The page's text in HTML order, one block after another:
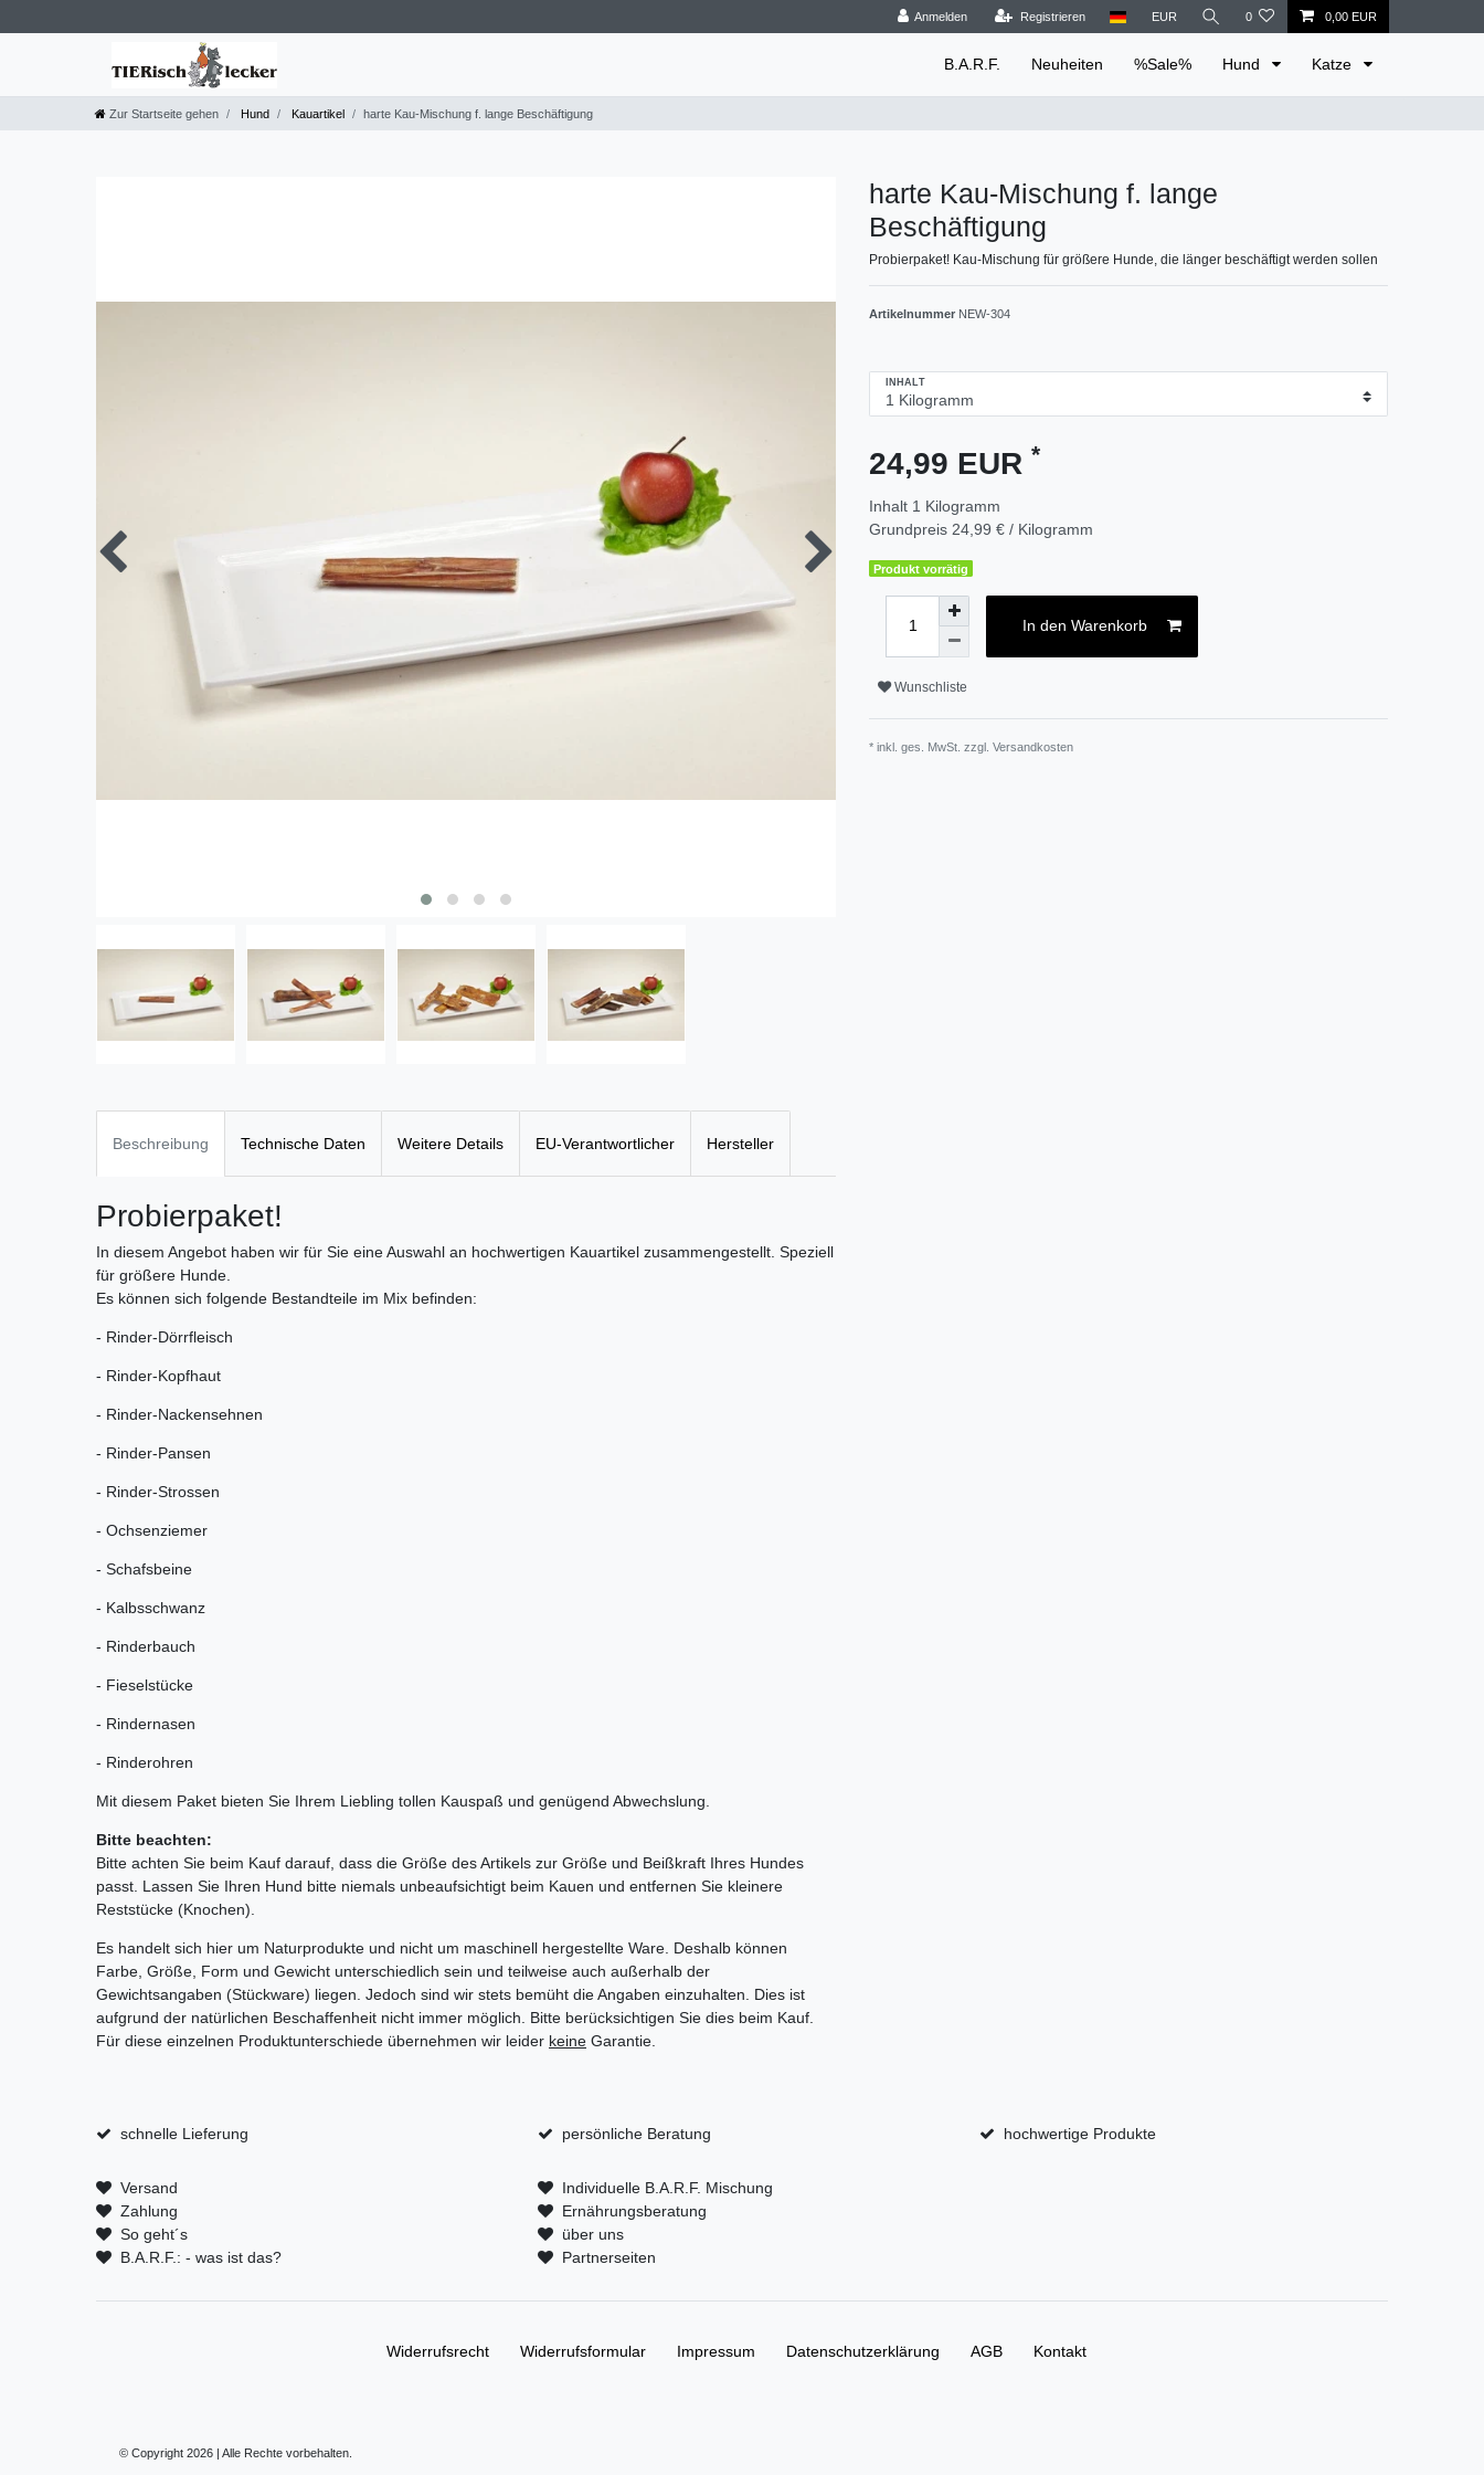
Anmelden Registrieren EUR 0 0,00 EUR
B.A.R.F. Neuheiten %Sale% Hund Katze
Zur Startseite gehen Hund Kauartikel harte Kau-Mischung f. lange Beschäftigung
harte Kau-Mischung f. lange
Beschäftigung
Probierpaket! Kau-Mischung für größere Hunde, die länger beschäftigt werden sollen
Artikelnummer NEW-304
INHALT
24,99 EUR *
Inhalt 1 Kilogramm
Grundpreis 24,99 € / Kilogramm
Produkt vorrätig
In den Warenkorb
Wunschliste
* inkl. ges. MwSt. zzgl. Versandkosten
Beschreibung Technische Daten Weitere Details EU-Verantwortlicher Hersteller
Probierpaket!
In diesem Angebot haben wir für Sie eine Auswahl an hochwertigen Kauartikel zusammengestellt. Speziell
für größere Hunde.
Es können sich folgende Bestandteile im Mix befinden:
- Rinder-Dörrfleisch
- Rinder-Kopfhaut
- Rinder-Nackensehnen
- Rinder-Pansen
- Rinder-Strossen
- Ochsenziemer
- Schafsbeine
- Kalbsschwanz
- Rinderbauch
- Fieselstücke
- Rindernasen
- Rinderohren
Mit diesem Paket bieten Sie Ihrem Liebling tollen Kauspaß und genügend Abwechslung.
Bitte beachten:
Bitte achten Sie beim Kauf darauf, dass die Größe des Artikels zur Größe und Beißkraft Ihres Hundes
passt. Lassen Sie Ihren Hund bitte niemals unbeaufsichtigt beim Kauen und entfernen Sie kleinere
Reststücke (Knochen).
Es handelt sich hier um Naturprodukte und nicht um maschinell hergestellte Ware. Deshalb können
Farbe, Größe, Form und Gewicht unterschiedlich sein und teilweise auch außerhalb der
Gewichtsangaben (Stückware) liegen. Jedoch sind wir stets bemüht die Angaben einzuhalten. Dies ist
aufgrund der natürlichen Beschaffenheit nicht immer möglich. Bitte berücksichtigen Sie dies beim Kauf.
Für diese einzelnen Produktunterschiede übernehmen wir leider keine Garantie.
schnelle Lieferung persönliche Beratung hochwertige Produkte
Versand
Zahlung
So geht´s
B.A.R.F.: - was ist das?
Individuelle B.A.R.F. Mischung
Ernährungsberatung
über uns
Partnerseiten
Widerrufs­recht Widerrufs­formular Impressum Daten­schutz­erklärung AGB Kontakt
© Copyright 2026 | Alle Rechte vorbehalten.